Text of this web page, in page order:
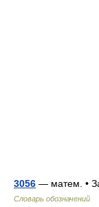
3056 — матем. •
Словарь обозначений